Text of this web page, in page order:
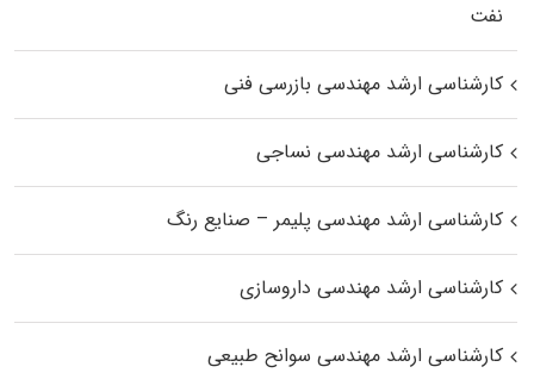
نفت
کارشناسی ارشد مهندسی بازرسی فنی
کارشناسی ارشد مهندسی نساجی
کارشناسی ارشد مهندسی پلیمر – صنایع رنگ
کارشناسی ارشد مهندسی داروسازی
کارشناسی ارشد مهندسی سوانح طبیعی